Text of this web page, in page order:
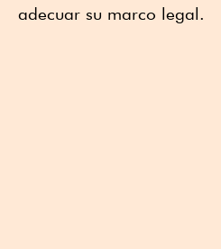
adecuar su marco legal.